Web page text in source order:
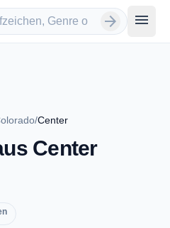
arrow_forward menu
/Center
Center